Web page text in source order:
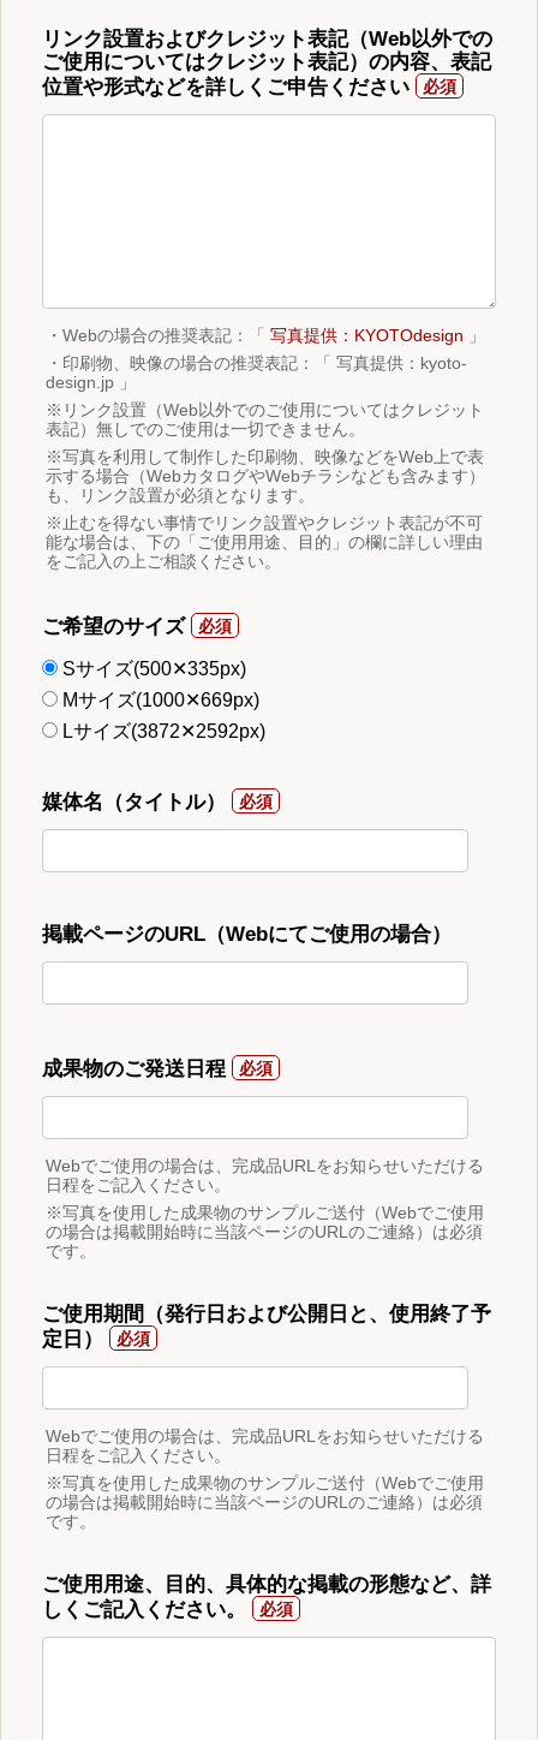
リンク設置およびクレジット表記（Web以外での
ご使用についてはクレジット表記）の内容、表記
位置や形式などを詳しくご申告ください
・Webの場合の推奨表記：「 写真提供：KYOTOdesign 」
・印刷物、映像の場合の推奨表記：「 写真提供：kyoto-
design.jp 」
※リンク設置（Web以外でのご使用についてはクレジット
表記）無しでのご使用は一切できません。
※写真を利用して制作した印刷物、映像などをWeb上で表
示する場合（WebカタログやWebチラシなども含みます）
も、リンク設置が必須となります。
※止むを得ない事情でリンク設置やクレジット表記が不可
能な場合は、下の「ご使用用途、目的」の欄に詳しい理由
をご記入の上ご相談ください。
ご希望のサイズ
Sサイズ(500✕335px)
Mサイズ(1000✕669px)
Lサイズ(3872✕2592px)
媒体名（タイトル）
掲載ページのURL（Webにてご使用の場合）
成果物のご発送日程
Webでご使用の場合は、完成品URLをお知らせいただける
日程をご記入ください。
※写真を使用した成果物のサンプルご送付（Webでご使用
の場合は掲載開始時に当該ページのURLのご連絡）は必須
です。
ご使用期間（発行日および公開日と、使用終了予
定日）
Webでご使用の場合は、完成品URLをお知らせいただける
日程をご記入ください。
※写真を使用した成果物のサンプルご送付（Webでご使用
の場合は掲載開始時に当該ページのURLのご連絡）は必須
です。
ご使用用途、目的、具体的な掲載の形態など、詳
しくご記入ください。